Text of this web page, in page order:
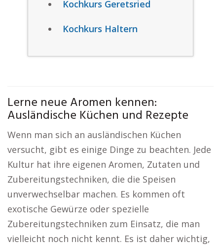
Kochkurs Geretsried
Kochkurs Haltern
Lerne neue Aromen kennen:
Ausländische Küchen und Rezepte
Wenn man sich an ausländischen Küchen
versucht, gibt es einige Dinge zu beachten. Jede
Kultur hat ihre eigenen Aromen, Zutaten und
Zubereitungstechniken, die die Speisen
unverwechselbar machen. Es kommen oft
exotische Gewürze oder spezielle
Zubereitungstechniken zum Einsatz, die man
vielleicht noch nicht kennt. Es ist daher wichtig,